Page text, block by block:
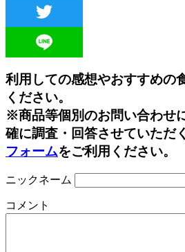
利用しての感想やおすすめの
ください。
※商品等個別のお問い合わせ
確に調査・回答させていただ
フォームをご利用ください。
ニックネーム
コメント